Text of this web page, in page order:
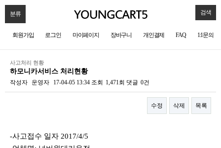
분류 검색
회원가입 로그인 마이페이지 장바구니 개인결제 FAQ 1:1문의
사고처리 현황
하모니카서비스 처리현황
작성자 운영자 17-04-05 13:34 조회 1,471회 댓글 0건
수정 삭제 목록
-사고접수 일자 2017/4/5